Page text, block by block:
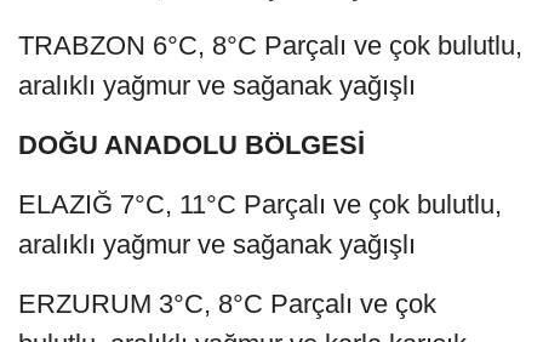
TRABZON 6°C, 8°C Parçalı ve çok bulutlu,
aralıklı yağmur ve sağanak yağışlı
DOĞU ANADOLU BÖLGESİ
ELAZIĞ 7°C, 11°C Parçalı ve çok bulutlu,
aralıklı yağmur ve sağanak yağışlı
ERZURUM 3°C, 8°C Parçalı ve çok